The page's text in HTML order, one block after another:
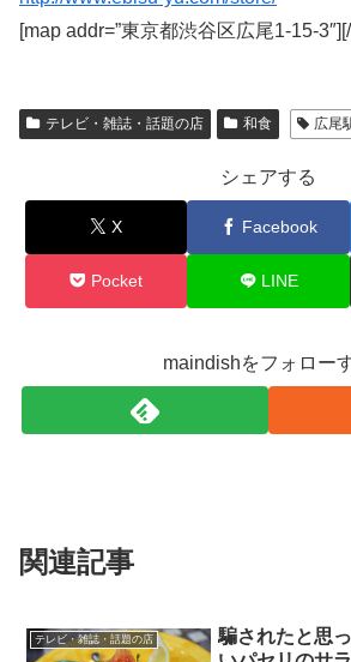
[map addr=”東京都渋谷区広尾1-15-
テレビ・雑誌・話題の店 和食 広尾
シェアする
X Facebook
Pocket LINE
maindishをフォロー
関連記事
テレビ・雑誌・話題の店
騙されたと思